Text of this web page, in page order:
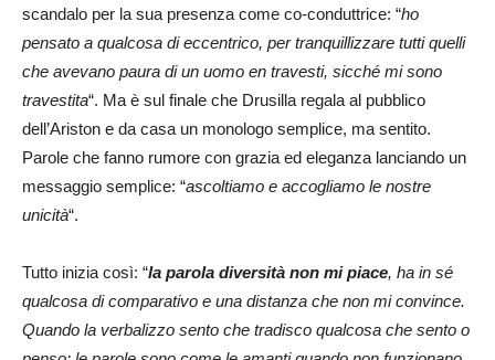
scandalo per la sua presenza come co-conduttrice: “ho
pensato a qualcosa di eccentrico, per tranquillizzare tutti quelli
che avevano paura di un uomo en travesti, sicché mi sono
travestita“. Ma è sul finale che Drusilla regala al pubblico
dell’Ariston e da casa un monologo semplice, ma sentito.
Parole che fanno rumore con grazia ed eleganza lanciando un
messaggio semplice: “ascoltiamo e accogliamo le nostre
unicità“.
Tutto inizia così: “la parola diversità non mi piace, ha in sé
qualcosa di comparativo e una distanza che non mi convince.
Quando la verbalizzo sento che tradisco qualcosa che sento o